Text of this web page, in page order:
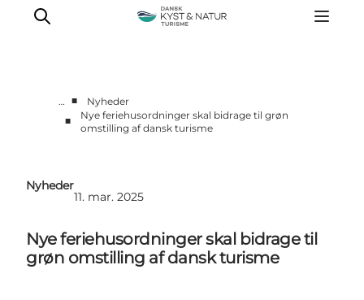
Nyheder
Vidensbank
Om os
Kontakt
… ■
Nyheder
■
Nye feriehusordninger skal bidrage til grøn
omstilling af dansk turisme
Nyheder
11. mar. 2025
Nye feriehusordninger skal bidrage til
grøn omstilling af dansk turisme